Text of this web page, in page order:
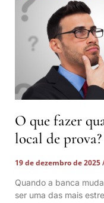
O que fazer
local de prova?
19 de dezembro de 2025
Quando a banca
ser uma das mais